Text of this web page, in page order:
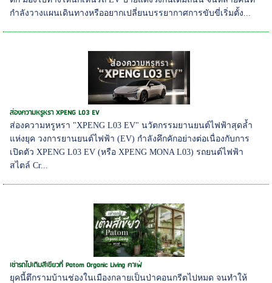
กำลังวางแผนเดินทางหรืออยากเปลี่ยนบรรยากาศการขับขี่เริ่มตั้ง...
ส่องความหรูหรา XPENG L03 EV
ส่องความหรูหรา "XPENG L03 EV" นวัตกรรมยานยนต์ไฟฟ้าสุดล้ำ
แห่งยุค วงการยานยนต์ไฟฟ้า (EV) กำลังคึกคักอย่างต่อเนื่องกับการ
เปิดตัว XPENG L03 EV (หรือ XPENG MONA L03) รถยนต์ไฟฟ้า
สไตล์ Cr...
เช่ารถไปเติมสีเขียวที่ Patom Organic Living คาเฟ่
ยุคนี้ตึกรามบ้านช่องในเมืองกลายเป็นป่าคอนกรีตไปหมด จนทำให้